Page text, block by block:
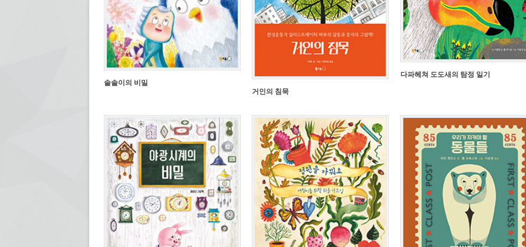
솔솔이의 비밀
거인의 침묵
다파헤쳐 도도새의 탐정 일기